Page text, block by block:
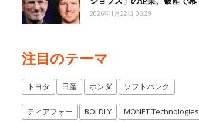
2026年1月22日 06:39
注目のテーマ
トヨタ 日産 ホンダ ソフトバンク
ティアフォー BOLDLY MONET Technologies